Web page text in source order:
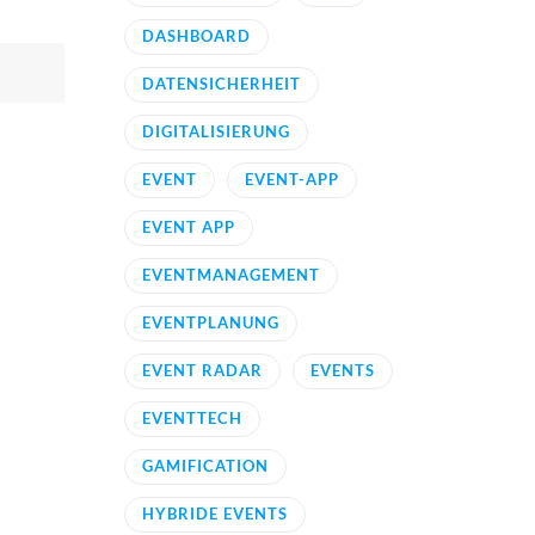
DASHBOARD
DATENSICHERHEIT
DIGITALISIERUNG
EVENT EVENT-APP
EVENT APP
EVENTMANAGEMENT
EVENTPLANUNG
EVENT RADAR EVENTS
EVENTTECH
GAMIFICATION
HYBRIDE EVENTS